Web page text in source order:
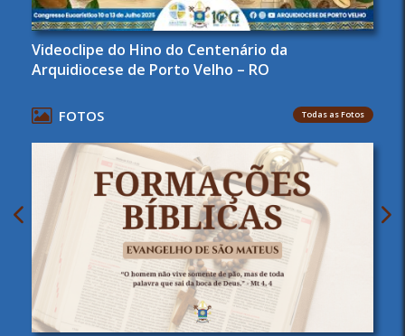
Videoclipe do Hino do Centenário da
Arquidiocese de Porto Velho – RO
FOTOS Todas as Fotos